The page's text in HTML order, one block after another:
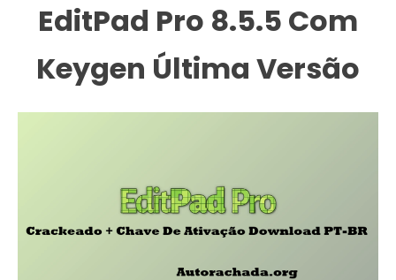
EditPad Pro 8.5.5 Com
Keygen Última Versão